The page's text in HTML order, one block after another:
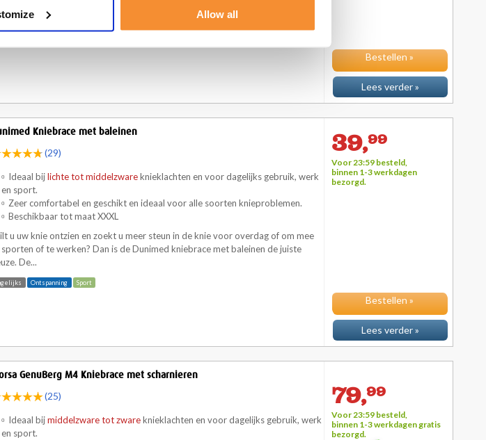
Allow all
Bestellen »
Lees verder »
Kniebrace met baleinen
(29)
Ontspanning Sport
Ideaal bijlichte tot middelzwareknieklachten en voor dagelijks gebruik, werk
en sport.
Zeer comfortabel en geschikt en ideaal voor alle soorten knieproblemen.
Beschikbaar tot maat XXXL
u uw knie ontzien en zoekt u meer steun in de knie voor overdag of om mee
of te werken? Dan is de Dunimed kniebrace met baleinen de juiste
De...
39,99
Voor 23:59 besteld,
binnen 1-3 werkdagen
bezorgd.
Bestellen »
Lees verder »
GenuBerg M4 Kniebrace met scharnieren
(25)
Ideaal bijmiddelzware tot zwareknieklachten en voor dagelijks gebruik, werk
en sport.
79,99
Voor 23:59 besteld,
binnen 1-3 werkdagengratis
bezorgd.